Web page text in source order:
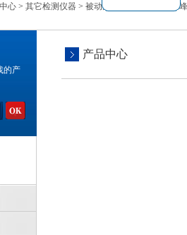
心 > 其它检测仪器 > 被动元件分析 同惠脉冲
的产
产品中心